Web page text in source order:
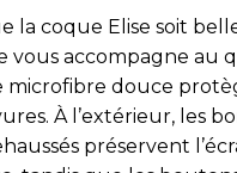
la coque Elise soit
vous accompagne au
microfibre douce
À l’extérieur, les
préservent